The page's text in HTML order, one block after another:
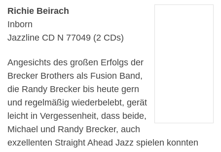
Richie Beirach
Inborn
Jazzline CD N 77049 (2 CDs)
Angesichts des großen Erfolgs der
Brecker Brothers als Fusion Band,
die Randy Brecker bis heute gern
und regelmäßig wiederbelebt, gerät
leicht in Vergessenheit, dass beide,
Michael und Randy Brecker, auch
exzellenten Straight Ahead Jazz spielen konnten